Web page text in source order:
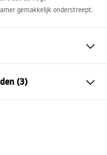
gemakkelijk onderstreept.
Wandmontage
Geborsteld koper
(3)